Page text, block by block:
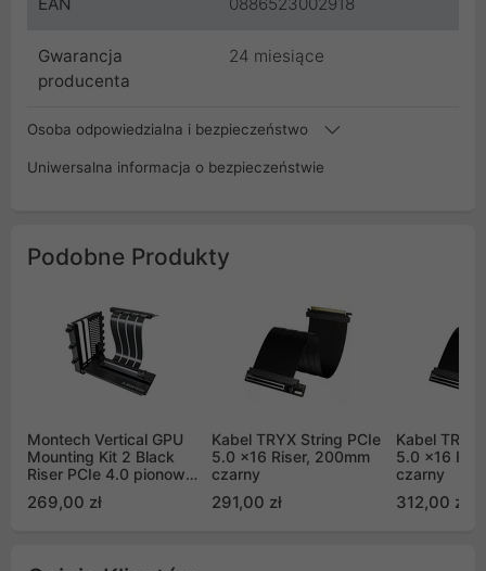
Gwarancja
producenta
24 miesiące
Osoba odpowiedzialna i bezpieczeństwo
Uniwersalna informacja o bezpieczeństwie
Podobne Produkty
Montech Vertical GPU
Mounting Kit 2 Black
Riser PCIe 4.0 pionowe
graficznej
269,00 zł
Kabel TRYX String PCIe
5.0 x16 Riser, 200mm
czarny
291,00 zł
Kabel
5.0 x16
czarny
312,00 zł